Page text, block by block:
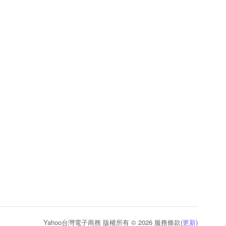
Yahoo台灣電子商務 版權所有 © 2026 服務條款(更新)